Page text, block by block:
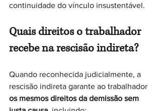
continuidade do vínculo insustentável.
Quais direitos o trabalhador
recebe na rescisão indireta?
Quando reconhecida judicialmente, a
rescisão indireta garante ao trabalhador
os mesmos direitos da demissão sem